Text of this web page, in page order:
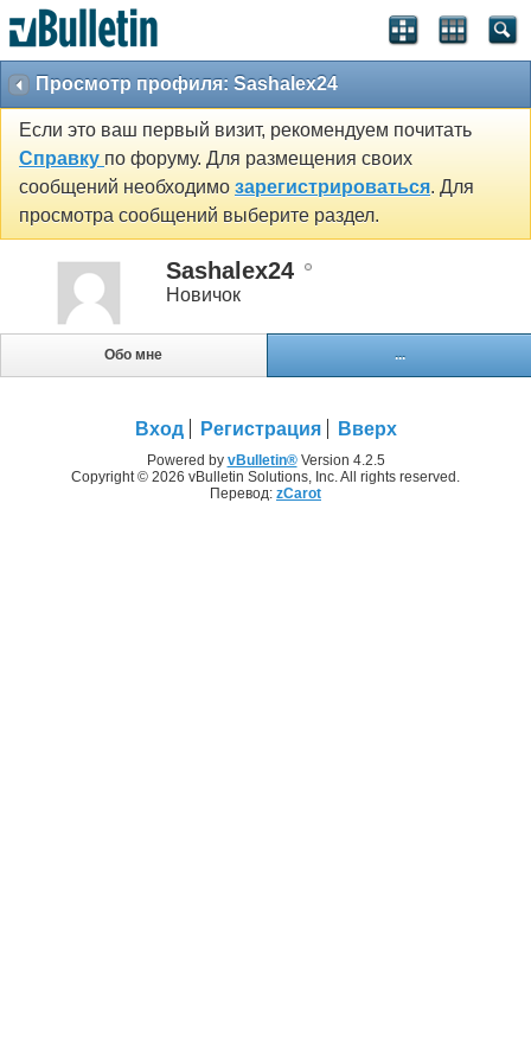
Просмотр профиля: Sashalex24
Если это ваш первый визит, рекомендуем почитать
Справку по форуму. Для размещения своих
сообщений необходимо зарегистрироваться. Для
просмотра сообщений выберите раздел.
Sashalex24
Новичок
Обо мне ...
Вход Регистрация Вверх
Powered by vBulletin®Version 4.2.5
Copyright © 2026 vBulletin Solutions, Inc. All rights reserved.
Перевод: zCarot